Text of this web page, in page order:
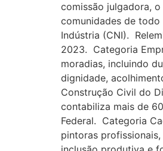
comissão julgadora,
comunidades de todo
Indústria (CNI).
2023. Categoria
moradias, incluindo
dignidade,
Construção Civil do
contabiliza mais de
Federal. Categoria
pintoras